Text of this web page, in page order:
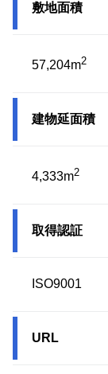
敷地面積
57,204m2
建物延面積
4,333m2
取得認証
ISO9001
URL